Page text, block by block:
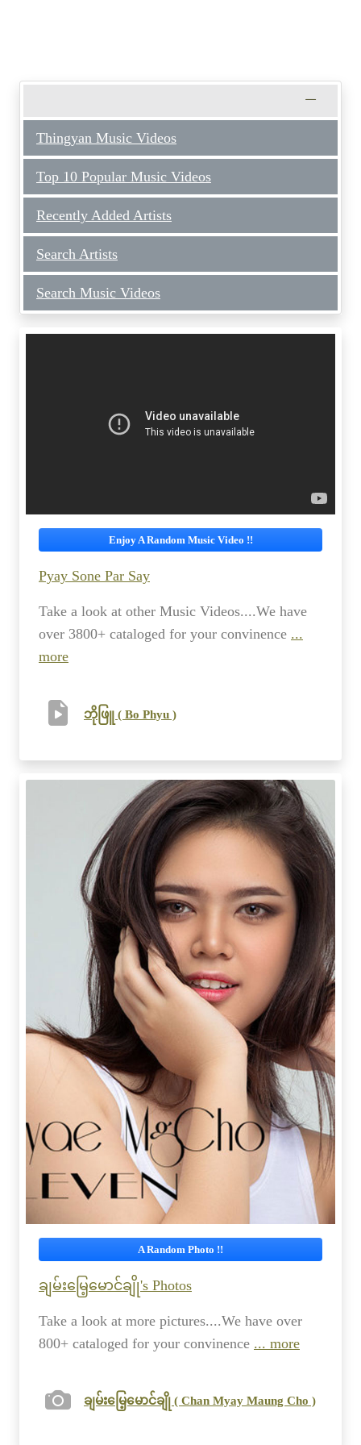
Thingyan Music Videos
Top 10 Popular Music Videos
Recently Added Artists
Search Artists
Search Music Videos
Enjoy A Random Music Video !!
Pyay Sone Par Say
Take a look at other Music Videos....We have
over 3800+ cataloged for your convinence ...
more
ဘိုဖြူ ( Bo Phyu )
A Random Photo !!
ချမ်းမြေ့မောင်ချို's Photos
Take a look at more pictures....We have over
800+ cataloged for your convinence ... more
ချမ်းမြေ့မောင်ချို ( Chan Myay Maung Cho )